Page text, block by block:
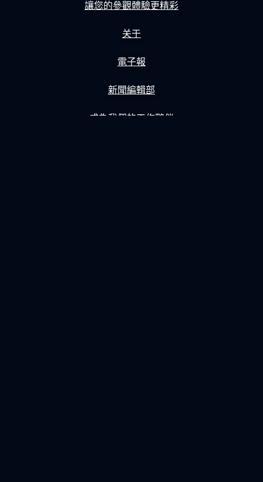
讓您的參觀體驗更精彩
关于
電子報
新聞編輯部